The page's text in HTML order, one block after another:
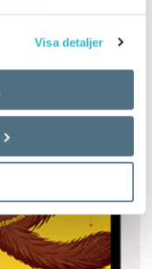
tjänster.
Visa detaljer